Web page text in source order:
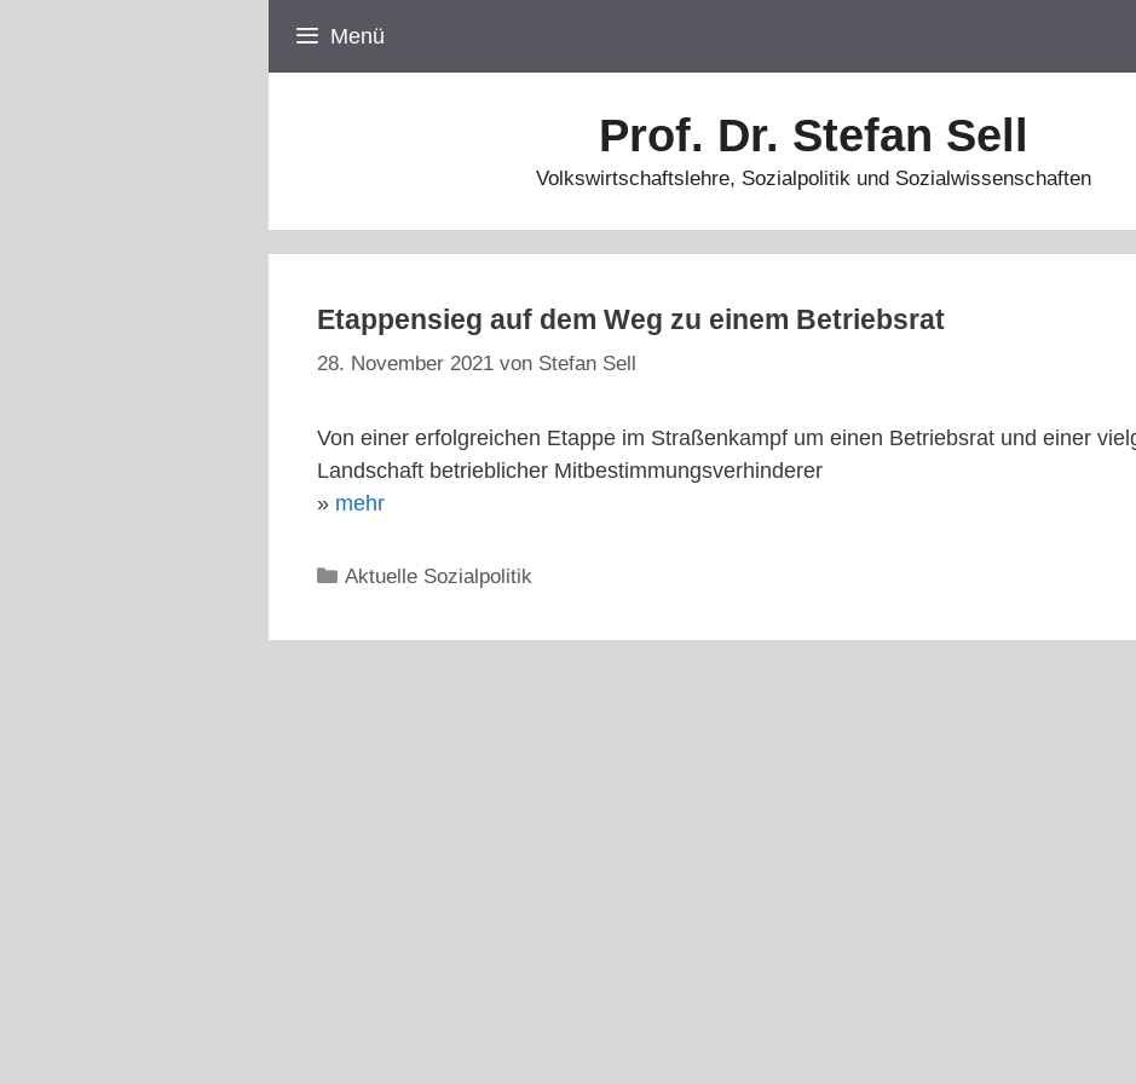
Menü
Prof. Dr. Stefan Sell
Volkswirtschaftslehre, Sozialpolitik und Sozialwissenschaften
Etappensieg auf dem Weg zu einem Betriebsrat
28. November 2021 von Stefan Sell
Von einer erfolgreichen Etappe im Straßenkampf um einen Betriebsrat und einer
Landschaft betrieblicher Mitbestimmungsverhinderer
» mehr
Kategorien
Aktuelle Sozialpolitik